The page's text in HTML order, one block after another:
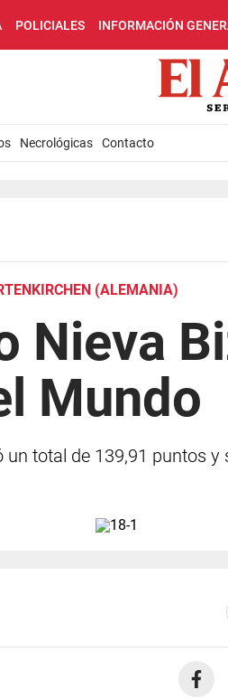
POLICIALES INFORMACIÓN
Necrológicas Contacto
(ALEMANIA)
Nieva
Mundo
total de 139,91 puntos